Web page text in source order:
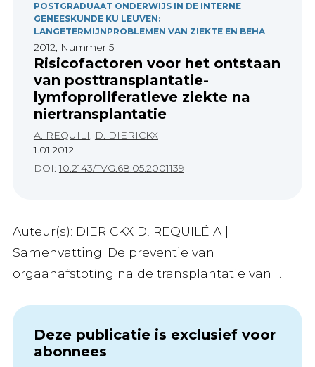
POSTGRADUAAT ONDERWIJS IN DE INTERNE
GENEESKUNDE KU LEUVEN:
LANGETERMIJNPROBLEMEN VAN ZIEKTE EN BEHA
2012, Nummer 5
Risicofactoren voor het ontstaan
van posttransplantatie-
lymfoproliferatieve ziekte na
niertransplantatie
A. REQUILI, D. DIERICKX
1.01.2012
DOI:10.2143/TVG.68.05.2001139
Auteur(s): DIERICKX D, REQUILÉ A |
Samenvatting: De preventie van
orgaanafstoting na de transplantatie van ...
Deze publicatie is exclusief voor
abonnees